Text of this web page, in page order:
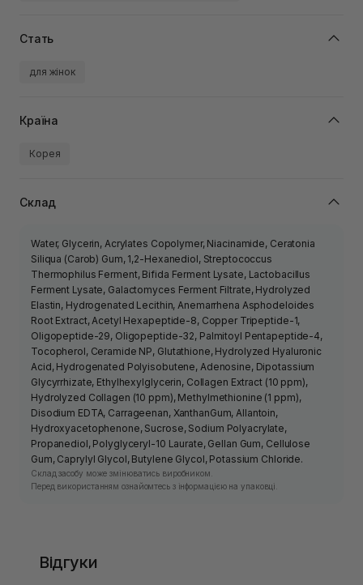
Стать
для жінок
Країна
Корея
Склад
Water, Glycerin, Acrylates Copolymer, Niacinamide, Ceratonia
Siliqua (Carob) Gum, 1,2-Hexanediol, Streptococcus
Thermophilus Ferment, Bifida Ferment Lysate, Lactobacillus
Ferment Lysate, Galactomyces Ferment Filtrate, Hydrolyzed
Elastin, Hydrogenated Lecithin, Anemarrhena Asphodeloides
Root Extract, Acetyl Hexapeptide-8, Copper Tripeptide-1,
Oligopeptide-29, Oligopeptide-32, Palmitoyl Pentapeptide-4,
Tocopherol, Ceramide NP, Glutathione, Hydrolyzed Hyaluronic
Acid, Hydrogenated Polyisobutene, Adenosine, Dipotassium
Glycyrrhizate, Ethylhexylglycerin, Collagen Extract (10 ppm),
Hydrolyzed Collagen (10 ppm), Methylmethionine (1 ppm),
Disodium EDTA, Carrageenan, XanthanGum, Allantoin,
Hydroxyacetophenone, Sucrose, Sodium Polyacrylate,
Propanediol, Polyglyceryl-10 Laurate, Gellan Gum, Cellulose
Gum, Caprylyl Glycol, Butylene Glycol, Potassium Chloride.
Склад засобу може змінюватись виробником.
Перед використанням ознайомтесь з інформацією на упаковці.
Відгуки